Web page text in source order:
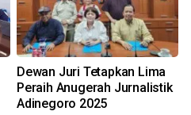
Dewan Juri Tetapkan Lima
Peraih Anugerah Jurnalistik
Adinegoro 2025